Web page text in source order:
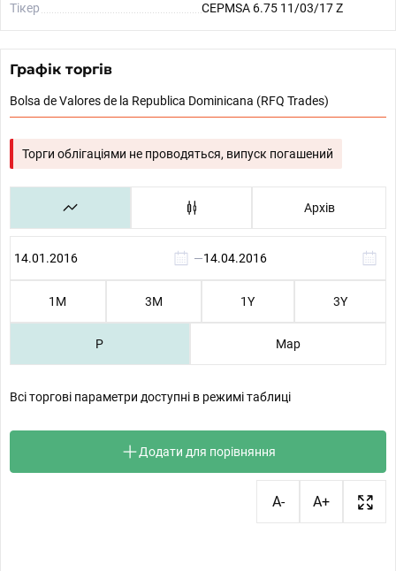
Тікер
CEPMSA 6.75 11/03/17 Z
Графік торгів
Bolsa de Valores de la Republica Dominicana (RFQ Trades)
Торги облігаціями не проводяться, випуск погашений
Архів
—
1М 3М 1Y 3Y
P Map
Всі торгові параметри доступні в режимі таблиці
Додати для порівняння
A- A+